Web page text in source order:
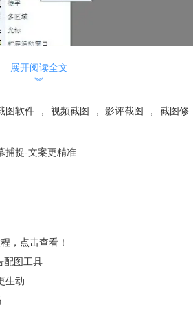
的“捕捉设置”功能，其中包括有区域截
、窗口截图、全屏截图、无窗架活动窗口截
截图快捷键为ctrl+shift+R，。至于多种形状
展开阅读全文
︾
图软件 ， 视频截图 ， 影评截图 ，
截图修
捕捉-文案更精准
，点击查看！
配图工具
生动